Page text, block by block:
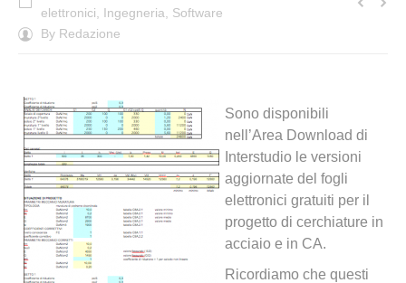
elettronici
Ingegneria
Software
By Redazione
Sono disponibili
nell’Area Download di
Interstudio le versioni
aggiornate del fogli
elettronici gratuiti per il
progetto di cerchiature in
acciaio e in CA.
Ricordiamo che questi